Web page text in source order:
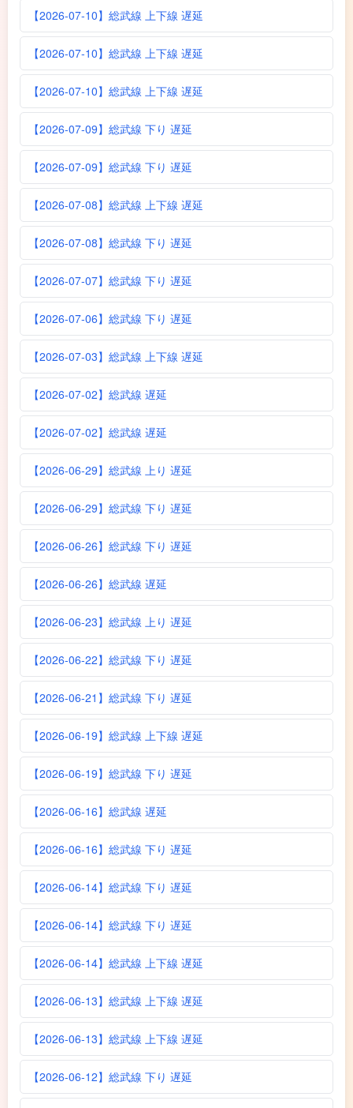
【2026-07-10】総武線 上下線 遅延
【2026-07-10】総武線 上下線 遅延
【2026-07-10】総武線 上下線 遅延
【2026-07-09】総武線 下り 遅延
【2026-07-09】総武線 下り 遅延
【2026-07-08】総武線 上下線 遅延
【2026-07-08】総武線 下り 遅延
【2026-07-07】総武線 下り 遅延
【2026-07-06】総武線 下り 遅延
【2026-07-03】総武線 上下線 遅延
【2026-07-02】総武線 遅延
【2026-07-02】総武線 遅延
【2026-06-29】総武線 上り 遅延
【2026-06-29】総武線 下り 遅延
【2026-06-26】総武線 下り 遅延
【2026-06-26】総武線 遅延
【2026-06-23】総武線 上り 遅延
【2026-06-22】総武線 下り 遅延
【2026-06-21】総武線 下り 遅延
【2026-06-19】総武線 上下線 遅延
【2026-06-19】総武線 下り 遅延
【2026-06-16】総武線 遅延
【2026-06-16】総武線 下り 遅延
【2026-06-14】総武線 下り 遅延
【2026-06-14】総武線 下り 遅延
【2026-06-14】総武線 上下線 遅延
【2026-06-13】総武線 上下線 遅延
【2026-06-13】総武線 上下線 遅延
【2026-06-12】総武線 下り 遅延